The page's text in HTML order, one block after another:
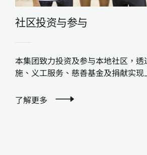
社区投资与参与
本集团致力投资及参与本地社区，透
施、义工服务、慈善基金及捐献实现
了解更多